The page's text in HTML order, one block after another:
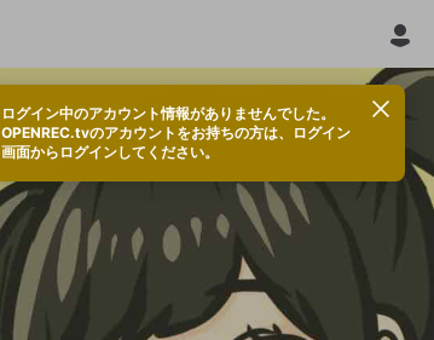
ログイン中のアカウント情報がありませんでした。
OPENREC.tvのアカウントをお持ちの方は、ログイン
画面からログインしてください。